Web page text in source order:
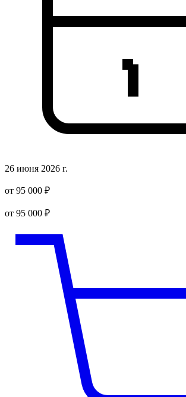
26 июня 2026 г.
от 95 000 ₽
от 95 000 ₽